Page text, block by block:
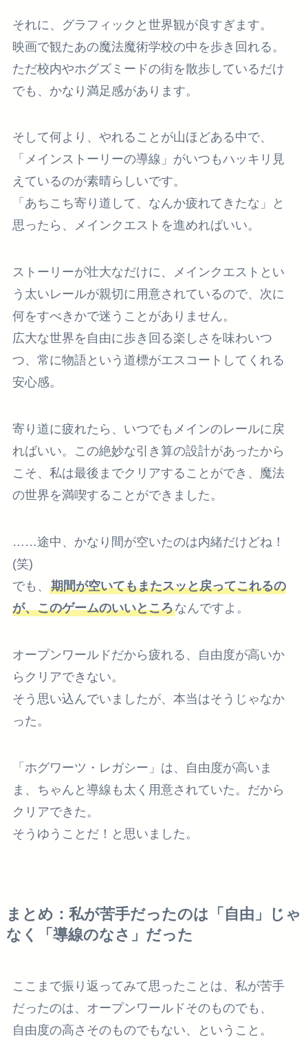
それに、グラフィックと世界観が良すぎます。
映画で観たあの魔法魔術学校の中を歩き回れる。
ただ校内やホグズミードの街を散歩しているだけ
でも、かなり満足感があります。
そして何より、やれることが山ほどある中で、
「メインストーリーの導線」がいつもハッキリ見
えているのが素晴らしいです。
「あちこち寄り道して、なんか疲れてきたな」と
思ったら、メインクエストを進めればいい。
ストーリーが壮大なだけに、メインクエストとい
う太いレールが親切に用意されているので、次に
何をすべきかで迷うことがありません。
広大な世界を自由に歩き回る楽しさを味わいつ
つ、常に物語という道標がエスコートしてくれる
安心感。
寄り道に疲れたら、いつでもメインのレールに戻
ればいい。この絶妙な引き算の設計があったから
こそ、私は最後までクリアすることができ、魔法
の世界を満喫することができました。
……途中、かなり間が空いたのは内緒だけどね！
(笑)
でも、 期間が空いてもまたスッと戻ってこれるの
が、このゲームのいいところなんですよ。
オープンワールドだから疲れる、自由度が高いか
らクリアできない。
そう思い込んでいましたが、本当はそうじゃなか
った。
「ホグワーツ・レガシー」は、自由度が高いま
ま、ちゃんと導線も太く用意されていた。だから
クリアできた。
そうゆうことだ！と思いました。
まとめ：私が苦手だったのは「自由」じゃ
なく「導線のなさ」だった
ここまで振り返ってみて思ったことは、私が苦手
だったのは、オープンワールドそのものでも、
自由度の高さそのものでもない、ということ。